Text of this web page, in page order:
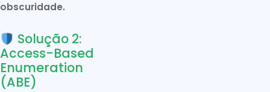
obscuridade.
Solução 2:
Access-Based
Enumeration
(ABE)